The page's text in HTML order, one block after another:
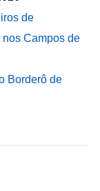
de
Campos de
Borderô de